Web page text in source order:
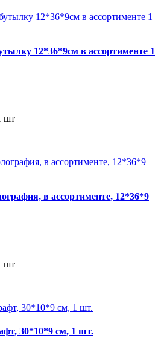
12*36*9см в ассортименте 1
шт
в ассортименте, 12*36*9
шт
30*10*9 см, 1 шт.